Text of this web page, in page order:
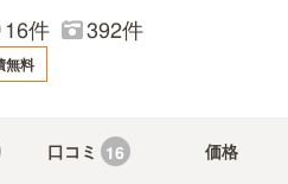
16件 392件
無料
口コミ 16 価格